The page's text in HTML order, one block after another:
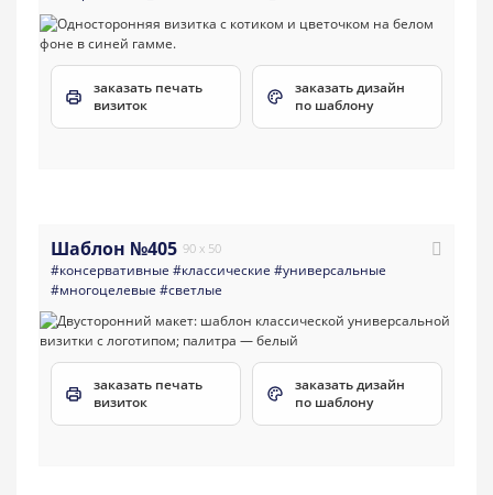
заказать печать
визиток
заказать дизайн
по шаблону
Шаблон №405 90 x 50
#консервативные #классические #универсальные
#многоцелевые #светлые
заказать печать
визиток
заказать дизайн
по шаблону